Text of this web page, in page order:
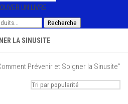
UN LIVRE
Recherche
LA SINUSITE
Prévenir et Soigner la Sinusite”